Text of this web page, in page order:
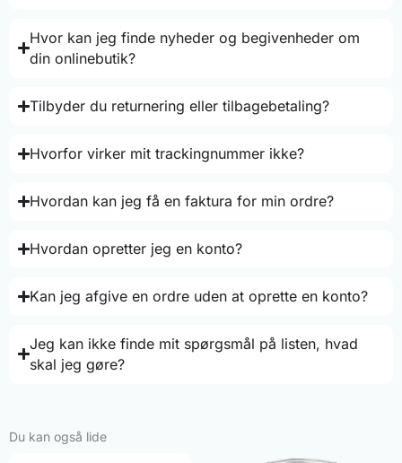
Hvor kan jeg finde nyheder og begivenheder om
din onlinebutik?
Tilbyder du returnering eller tilbagebetaling?
Hvorfor virker mit trackingnummer ikke?
Hvordan kan jeg få en faktura for min ordre?
Hvordan opretter jeg en konto?
Kan jeg afgive en ordre uden at oprette en konto?
Jeg kan ikke finde mit spørgsmål på listen, hvad
skal jeg gøre?
Du kan også lide